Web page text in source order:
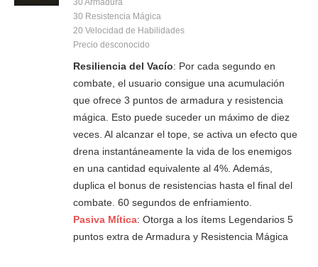
30 Resistencia Mágica
20 Velocidad de Habilidades
Precio desconocido
Resiliencia del Vacío: Por cada segundo en
combate, el usuario consigue una acumulación
que ofrece 3 puntos de armadura y resistencia
mágica. Esto puede suceder un máximo de diez
veces. Al alcanzar el tope, se activa un efecto que
drena instantáneamente la vida de los enemigos
en una cantidad equivalente al 4%. Además,
duplica el bonus de resistencias hasta el final del
combate. 60 segundos de enfriamiento.
Pasiva Mítica: Otorga a los ítems Legendarios 5
puntos extra de Armadura y Resistencia Mágica